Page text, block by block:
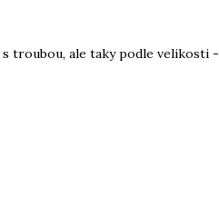
troubou, ale taky podle velikosti -